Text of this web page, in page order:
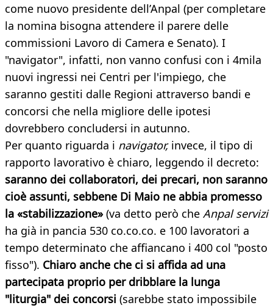
come nuovo presidente dell’Anpal (per completare
la nomina bisogna attendere il parere delle
commissioni Lavoro di Camera e Senato). I
"navigator", infatti, non vanno confusi con i 4mila
nuovi ingressi nei Centri per l'impiego, che
saranno gestiti dalle Regioni attraverso bandi e
concorsi che nella migliore delle ipotesi
dovrebbero concludersi in autunno.
Per quanto riguarda i navigator,invece, il tipo di
rapporto lavorativo è chiaro, leggendo il decreto:
saranno dei collaboratori, dei precari, non saranno
cioè assunti, sebbene Di Maio ne abbia promesso
la «stabilizzazione» (va detto però che Anpal servizi
ha già in pancia 530 co.co.co. e 100 lavoratori a
tempo determinato che affiancano i 400 col "posto
fisso"). Chiaro anche che ci si affida ad una
partecipata proprio per dribblare la lunga
"liturgia" dei concorsi (sarebbe stato impossibile